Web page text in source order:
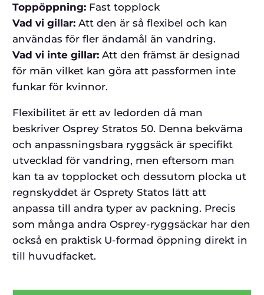
Toppöppning: Fast topplock
Vad vi gillar:Att den är så flexibel och kan
användas för fler ändamål än vandring.
Vad vi inte gillar:Att den främst är designad
för män vilket kan göra att passformen inte
funkar för kvinnor.
Flexibilitet är ett av ledorden då man
beskriver Osprey Stratos 50. Denna bekväma
och anpassningsbara ryggsäck är specifikt
utvecklad för vandring, men eftersom man
kan ta av topplocket och dessutom plocka ut
regnskyddet är Osprety Statos lätt att
anpassa till andra typer av packning. Precis
som många andra Osprey-ryggsäckar har den
också en praktisk U-formad öppning direkt in
till huvudfacket.